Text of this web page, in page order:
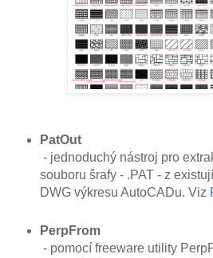
PatOut
- jednoduchý nástroj pro
souboru šrafy - .PAT - z
DWG výkresu AutoCADu. Viz
PerpFrom
- pomocí freeware utility